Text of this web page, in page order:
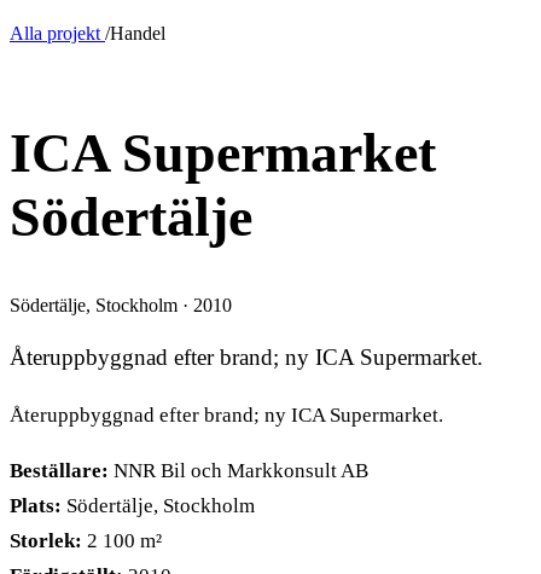
Alla projekt /Handel
ICA Supermarket
Södertälje
Södertälje, Stockholm · 2010
Återuppbyggnad efter brand; ny ICA Supermarket.
Återuppbyggnad efter brand; ny ICA Supermarket.
Beställare: NNR Bil och Markkonsult AB
Plats: Södertälje, Stockholm
Storlek: 2 100 m²